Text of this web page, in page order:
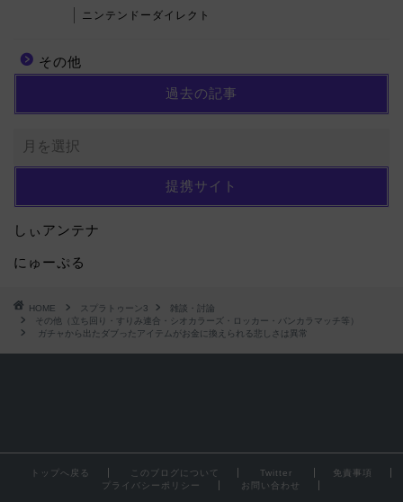
ニンテンドーダイレクト
その他
過去の記事
提携サイト
しぃアンテナ
にゅーぷる
HOME スプラトゥーン3
雑談・討論
その他（立ち回り・すりみ連合・シオカラーズ・ロッカー・バンカラマッチ等）
ガチャから出たダブったアイテムがお金に換えられる悲しさは異常
トップへ戻る このブログについて Twitter
免責事項
プライバシーポリシー
お問い合わせ